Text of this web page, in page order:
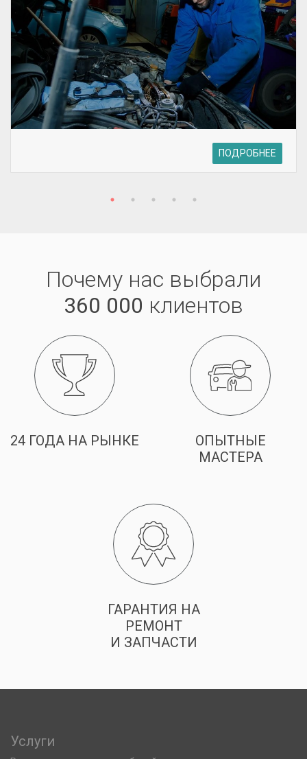
ПОДРОБНЕЕ
Почему нас выбрали
360 000 клиентов
24 ГОДА НА РЫНКЕ
ОПЫТНЫЕ
МАСТЕРА
ГАРАНТИЯ НА
РЕМОНТ
И ЗАПЧАСТИ
Услуги